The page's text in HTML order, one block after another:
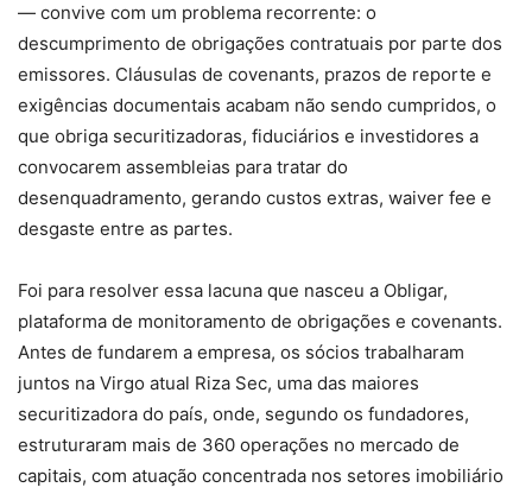
— convive com um problema recorrente: o
descumprimento de obrigações contratuais por parte dos
emissores. Cláusulas de covenants, prazos de reporte e
exigências documentais acabam não sendo cumpridos, o
que obriga securitizadoras, fiduciários e investidores a
convocarem assembleias para tratar do
desenquadramento, gerando custos extras, waiver fee e
desgaste entre as partes.
Foi para resolver essa lacuna que nasceu a Obligar,
plataforma de monitoramento de obrigações e covenants.
Antes de fundarem a empresa, os sócios trabalharam
juntos na Virgo atual Riza Sec, uma das maiores
securitizadora do país, onde, segundo os fundadores,
estruturaram mais de 360 operações no mercado de
capitais, com atuação concentrada nos setores imobiliário